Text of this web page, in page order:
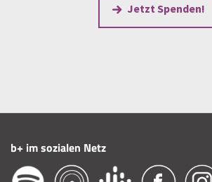
Jetzt Spenden!
b+ im sozialen Netz